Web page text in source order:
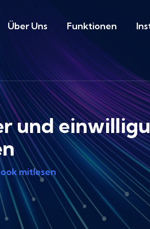
Über Uns Funktionen
und
mitlesen